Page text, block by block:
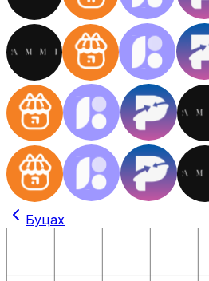
Буцах